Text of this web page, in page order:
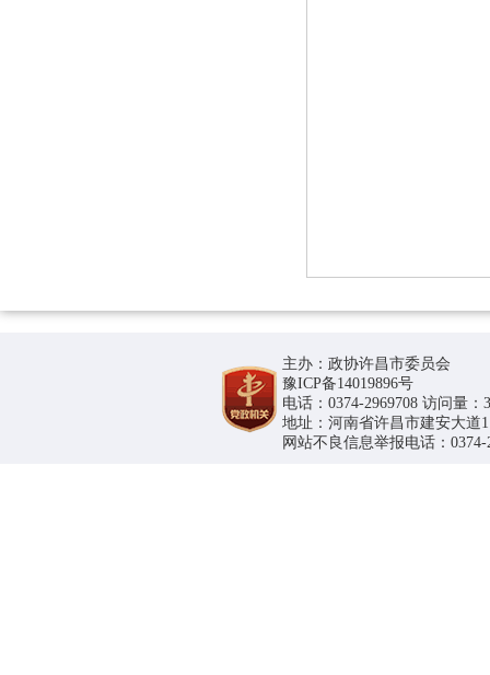
主办：政协许昌市委员会
豫ICP备14019896号
电话：0374-2969708 访问量：
地址：河南省许昌市建安大道
网站不良信息举报电话：